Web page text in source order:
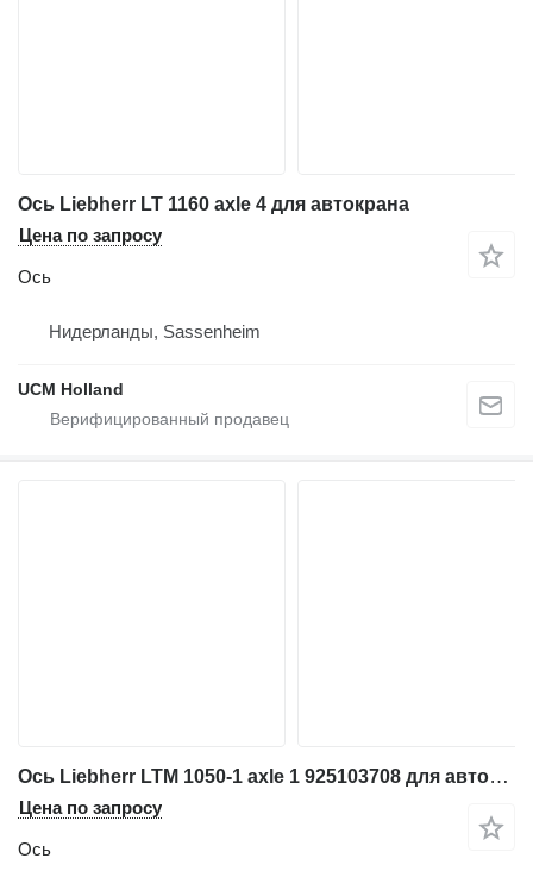
Ось Liebherr LT 1160 axle 4 для автокрана
Цена по запросу
Ось
Нидерланды, Sassenheim
UCM Holland
Ось Liebherr LTM 1050-1 axle 1 925103708 для автокрана
Цена по запросу
Ось